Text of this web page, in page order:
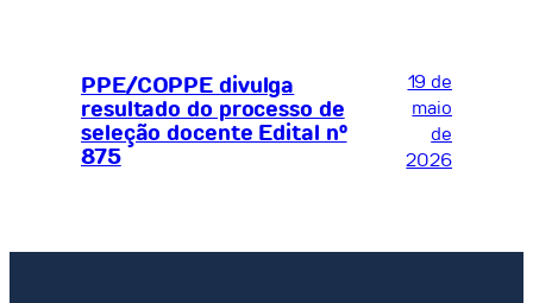
PPE/COPPE divulga
resultado do processo de
seleção docente Edital nº
875
19 de
maio
de
2026